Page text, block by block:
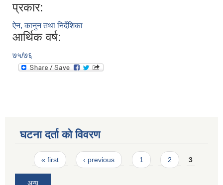
प्रकार:
ऐन, कानुन तथा निर्देशिका
आर्थिक वर्ष:
७५/७६
घटना दर्ता को विवरण
Pages
« first ‹ previous 1 2 3
अन्य